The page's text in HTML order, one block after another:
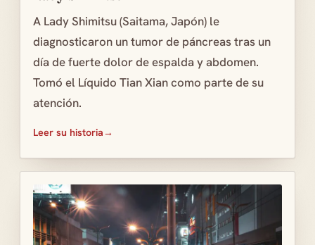
A Lady Shimitsu (Saitama, Japón) le
diagnosticaron un tumor de páncreas tras un
día de fuerte dolor de espalda y abdomen.
Tomó el Líquido Tian Xian como parte de su
atención.
Leer su historia